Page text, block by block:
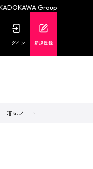
Group
ログイン 新規登録
暗記ノート